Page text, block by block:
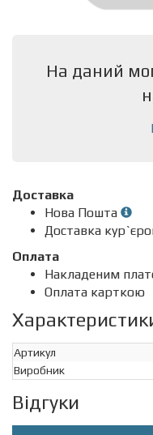
На даний
Доставка
Нова Пошта
Доставка
Оплата
Накладеним
Оплата карткою
Артикул
Виробник
Відгуки